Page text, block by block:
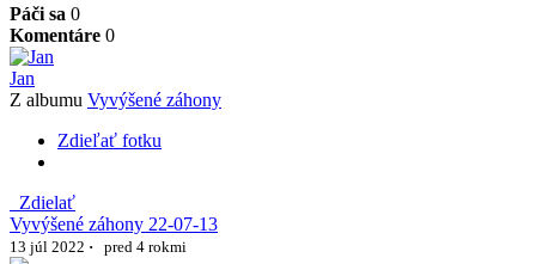
Páči sa 0
Komentáre 0
Jan
Z albumu Vyvýšené záhony
Zdieľať fotku
Zdielať
Vyvýšené záhony 22-07-13
13 júl 2022 · pred 4 rokmi